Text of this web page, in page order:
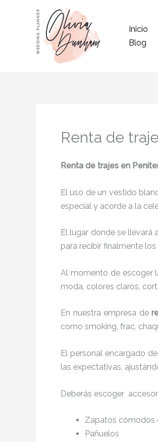
contenido
Inicio
Blog
Renta de
Renta de trajes en
El uso de un vestido
especial y acorde a la
El lugar donde se llevará
para recibir finalmente
Al momento de escoger
moda, colores claros,
En nuestra empresa de
como smoking, frac,
El personal encargado
las expectativas,
Deberás escoger
Zapatos cómodos
Pañuelos